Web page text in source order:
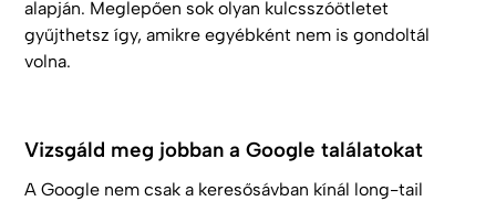
alapján. Meglepően sok olyan kulcsszóötletet
gyűjthetsz így, amikre egyébként nem is gondoltál
volna.
Vizsgáld meg jobban a Google találatokat
A Google nem csak a keresősávban kínál long-tail